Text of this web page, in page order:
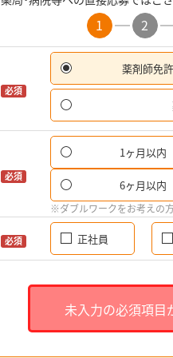
1 2
必須
薬剤師免許
必須
1ヶ月以内
6ヶ月以内
※ダブルワークをお考えの
必須 正社員
未入力の必須項目